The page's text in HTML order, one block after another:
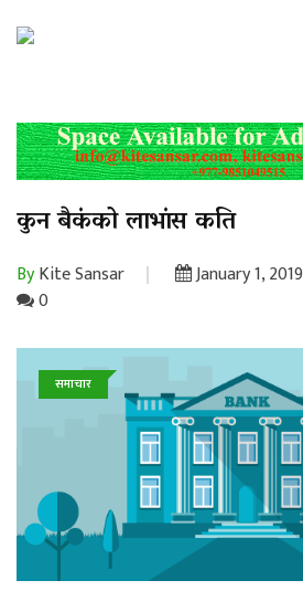
कुन बैकंको लाभांस कति
ByKite Sansar January 1, 2019
0
समाचार